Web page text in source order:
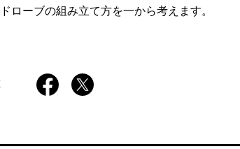
ローブの組み立て方を一から考えます。